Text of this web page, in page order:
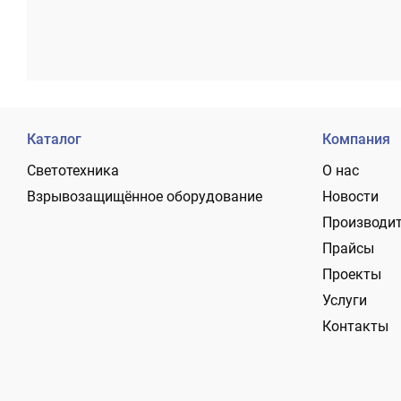
Каталог
Светотехника
Взрывозащищённое оборудование
Компания
О нас
Новости
Прайсы
Проекты
Услуги
Контакты